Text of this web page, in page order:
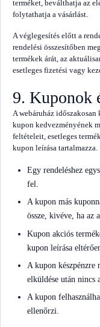
terméket, beválthatja az
folytathatja a vásárlást.
A véglegesítés előtt a
rendelési összesítőben
termékek árát, az
esetleges fizetési vagy
9. Kuponok
A webáruház
kupon kedvezményének
feltételeit, esetleges
kupon leírása tartalmazza.
Egy rendeléshez
fel.
A kupon más
össze, kivéve, ha az
Kupon akciós
kupon leírása
A kupon készpénzre
elküldése után nincs
A kupon
ellenőrzi.